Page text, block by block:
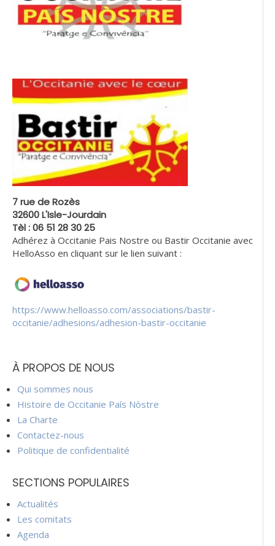
7 rue de Rozès
32600 L'Isle-Jourdain
Tèl : 06 51 28 30 25
Adhérez à Occitanie Pais Nostre ou Bastir Occitanie avec
HelloAsso en cliquant sur le lien suivant :
https://www.helloasso.com/associations/bastir-
occitanie/adhesions/adhesion-bastir-occitanie
À PROPOS DE NOUS
Qui sommes nous
Histoire de Occitanie País Nòstre
La Charte
Contactez-nous
Politique de confidentialité
SECTIONS POPULAIRES
Actualités
Les comitats
Agenda